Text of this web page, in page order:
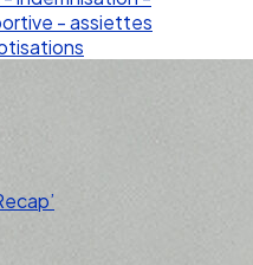
- assiettes